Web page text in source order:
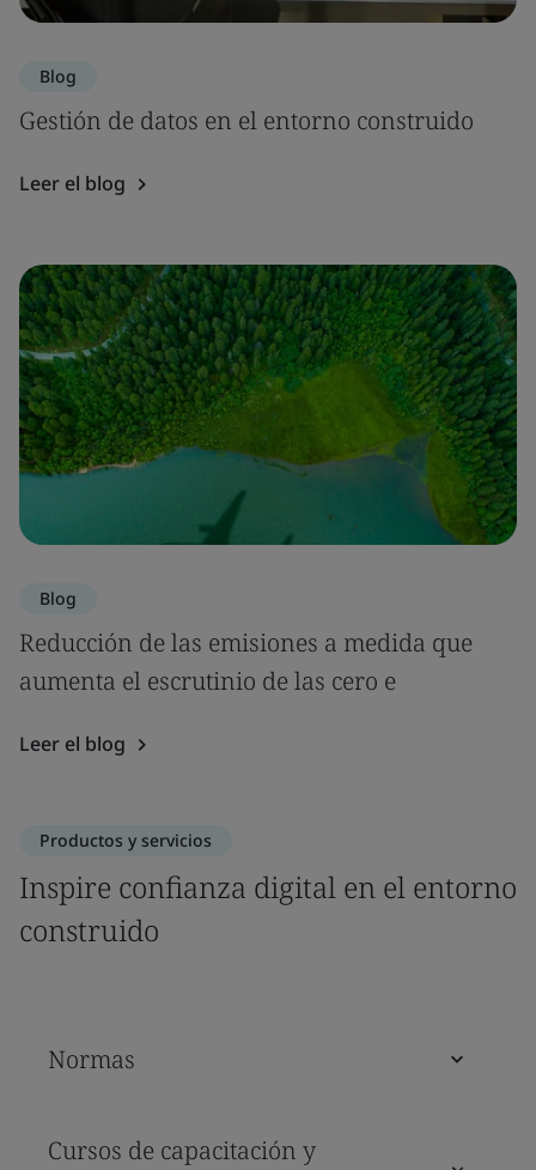
Blog
Gestión de datos en el entorno construido
Leer el blog
Blog
Reducción de las emisiones a medida que
aumenta el escrutinio de las cero e
Leer el blog
Productos y servicios
Inspire confianza digital en el entorno
construido
Normas
Cursos de capacitación y